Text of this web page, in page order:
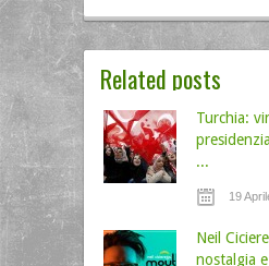
Related posts
Turchia:
...
19
Neil
nostalgia